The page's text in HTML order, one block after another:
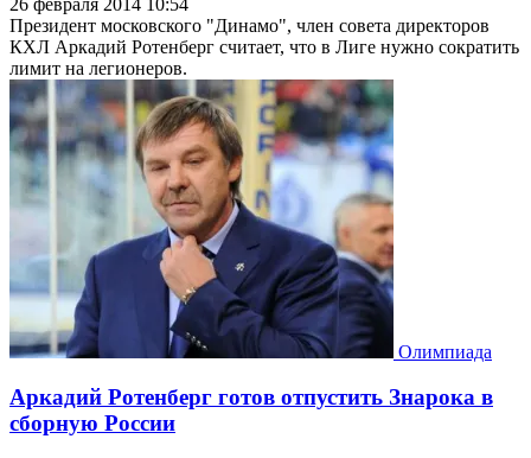
Президент московского "Динамо", член совета директоров
КХЛ Аркадий Ротенберг считает, что в Лиге нужно сократить
лимит на легионеров.
Олимпиада
Аркадий Ротенберг готов отпустить Знарока в
сборную России